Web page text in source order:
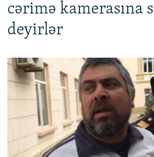
cərimə kamerasına
deyirlər